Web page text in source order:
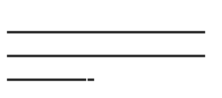
——————————
——————————
————-